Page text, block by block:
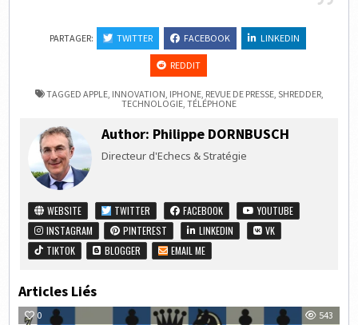
PARTAGER: TWITTER FACEBOOK LINKEDIN
REDDIT
TAGGED APPLE, INNOVATION IPHONE, REVUE DE PRESSE, SHREDDER,
TECHNOLOGIE TÉLÉPHONE
Author: Philippe DORNBUSCH
Directeur d'Echecs & Stratégie
WEBSITE TWITTER FACEBOOK
YOUTUBE
INSTAGRAM
PINTEREST LINKEDIN
VK
TIKTOK
BLOGGER EMAIL ME
Articles Liés
0 543